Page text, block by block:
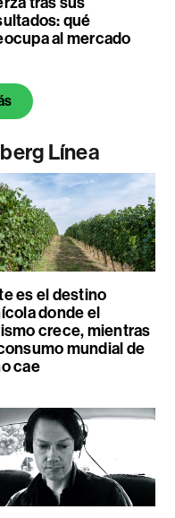
qué
al mercado
Línea
es el destino
donde el
crece, mientras
mundial de
cae